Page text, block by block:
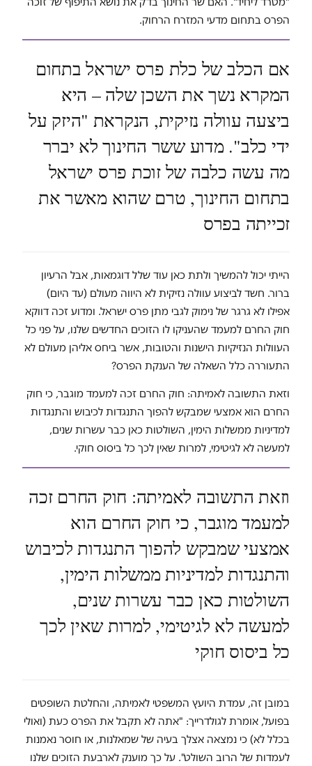
הפרס בתחום מדעי המזרח הרחוק.
אם הכלב של כלת פרס ישראל בתחום
המקרא נשך את השכן שלה – היא
ביצעה עוולה נזיקית, הנקראת "היזק על
ידי כלב". מדוע ששר החינוך לא יברר
מה עשה כלבה של זוכת פרס ישראל
בתחום החינוך, טרם שהוא מאשר את
זכייתה בפרס
הייתי יכול להמשיך ולתת כאן עוד שלל דוגמאות, אבל הרעיון
ברור. חשד לביצוע עוולה נזיקית לא היווה מעולם (עד היום)
אפילו לא גרגר של נימוק לגבי מתן פרס ישראל. ומדוע זכה דווקא
חוק החרם למעמד שהעניקו לו הזוכים החדשים שלנו, על פני כל
העוולות הנזיקיות הישנות והטובות, אשר ביחס אליהן מעולם לא
התעוררה כלל השאלה של הענקת הפרס?
וזאת התשובה לאמיתה: חוק החרם זכה למעמד מוגבר, כי חוק
החרם הוא אמצעי שמבקש להפוך התנגדות לכיבוש והתנגדות
למדיניות ממשלות הימין, השולטות כאן כבר עשרות שנים,
למעשה לא לגיטימי, למרות שאין לכך כל ביסוס חוקי.
וזאת התשובה לאמיתה: חוק החרם זכה
למעמד מוגבר, כי חוק החרם הוא
אמצעי שמבקש להפוך התנגדות לכיבוש
והתנגדות למדיניות ממשלות הימין,
השולטות כאן כבר עשרות שנים,
למעשה לא לגיטימי, למרות שאין לכך
כל ביסוס חוקי
במובן זה, עמדת היועץ המשפטי לאמיתה, והחלטת השופטים
בפועל, אומרת לגולדרייך: "אתה לא תקבל את הפרס כעת (ואולי
בכלל לא) כי נמצאה אצלך בעיה של שמאלנות, או חוסר נאמנות
לעמדות של הרוב השולט". על כך מוענק לארבעת הזוכים שלנו